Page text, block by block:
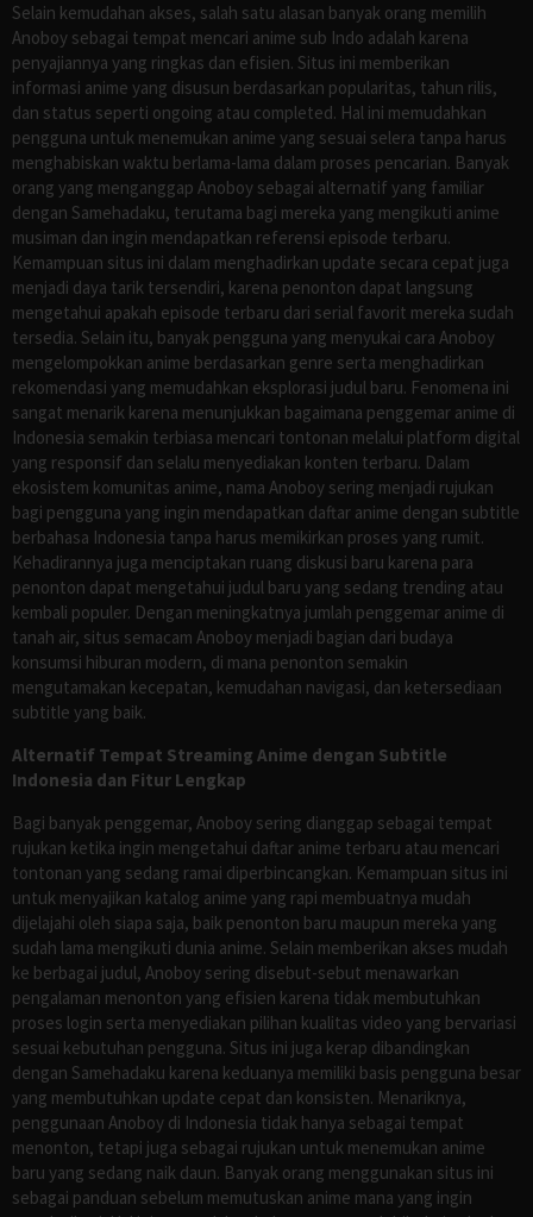
Selain kemudahan akses, salah satu alasan banyak orang memilih
Anoboy sebagai tempat mencari anime sub Indo adalah karena
penyajiannya yang ringkas dan efisien. Situs ini memberikan
informasi anime yang disusun berdasarkan popularitas, tahun rilis,
dan status seperti ongoing atau completed. Hal ini memudahkan
pengguna untuk menemukan anime yang sesuai selera tanpa harus
menghabiskan waktu berlama-lama dalam proses pencarian. Banyak
orang yang menganggap Anoboy sebagai alternatif yang familiar
dengan Samehadaku, terutama bagi mereka yang mengikuti anime
musiman dan ingin mendapatkan referensi episode terbaru.
Kemampuan situs ini dalam menghadirkan update secara cepat juga
menjadi daya tarik tersendiri, karena penonton dapat langsung
mengetahui apakah episode terbaru dari serial favorit mereka sudah
tersedia. Selain itu, banyak pengguna yang menyukai cara Anoboy
mengelompokkan anime berdasarkan genre serta menghadirkan
rekomendasi yang memudahkan eksplorasi judul baru. Fenomena ini
sangat menarik karena menunjukkan bagaimana penggemar anime di
Indonesia semakin terbiasa mencari tontonan melalui platform digital
yang responsif dan selalu menyediakan konten terbaru. Dalam
ekosistem komunitas anime, nama Anoboy sering menjadi rujukan
bagi pengguna yang ingin mendapatkan daftar anime dengan subtitle
berbahasa Indonesia tanpa harus memikirkan proses yang rumit.
Kehadirannya juga menciptakan ruang diskusi baru karena para
penonton dapat mengetahui judul baru yang sedang trending atau
kembali populer. Dengan meningkatnya jumlah penggemar anime di
tanah air, situs semacam Anoboy menjadi bagian dari budaya
konsumsi hiburan modern, di mana penonton semakin
mengutamakan kecepatan, kemudahan navigasi, dan ketersediaan
subtitle yang baik.
Alternatif Tempat Streaming Anime dengan Subtitle
Indonesia dan Fitur Lengkap
Bagi banyak penggemar, Anoboy sering dianggap sebagai tempat
rujukan ketika ingin mengetahui daftar anime terbaru atau mencari
tontonan yang sedang ramai diperbincangkan. Kemampuan situs ini
untuk menyajikan katalog anime yang rapi membuatnya mudah
dijelajahi oleh siapa saja, baik penonton baru maupun mereka yang
sudah lama mengikuti dunia anime. Selain memberikan akses mudah
ke berbagai judul, Anoboy sering disebut-sebut menawarkan
pengalaman menonton yang efisien karena tidak membutuhkan
proses login serta menyediakan pilihan kualitas video yang bervariasi
sesuai kebutuhan pengguna. Situs ini juga kerap dibandingkan
dengan Samehadaku karena keduanya memiliki basis pengguna besar
yang membutuhkan update cepat dan konsisten. Menariknya,
penggunaan Anoboy di Indonesia tidak hanya sebagai tempat
menonton, tetapi juga sebagai rujukan untuk menemukan anime
baru yang sedang naik daun. Banyak orang menggunakan situs ini
sebagai panduan sebelum memutuskan anime mana yang ingin